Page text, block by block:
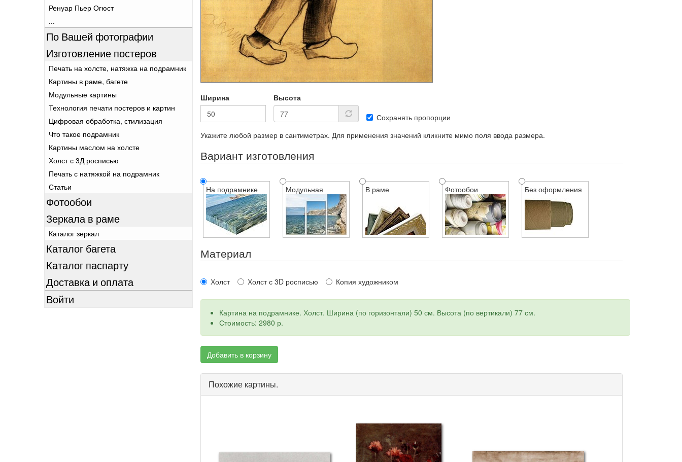
Ренуар Пьер Огюст
...
По Вашей фотографии
Изготовление постеров
Печать на холсте, натяжка на подрамник
Картины в раме, багете
Модульные картины
Технология печати постеров и картин
Цифровая обработка, стилизация
Что такое подрамник
Картины маслом на холсте
Холст с 3Д росписью
Печать с натяжкой на подрамник
Статьи
Фотообои
Зеркала в раме
Каталог зеркал
Каталог багета
Каталог паспарту
Доставка и оплата
Войти
Ширина
Высота
Сохранять пропорции
Укажите любой размер в сантиметрах. Для применения значений кликните мимо поля ввода размера.
Вариант изготовления
На подрамнике Модульная В раме Фотообои Без оформления
Материал
Холст Холст с 3D росписью Копия художником
Картина на подрамнике. Холст. Ширина (по горизонтали) 50 см. Высота (по вертикали) 77 см.
Стоимость: 2980 р.
Добавить в корзину
Похожие картины.